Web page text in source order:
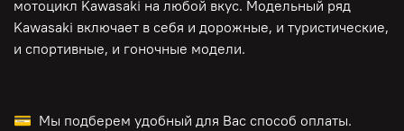
мотоцикл Kawasaki на любой вкус. Модельный ряд
Kawasaki включает в себя и дорожные, и туристические,
и спортивные, и гоночные модели.
💳 Мы подберем удобный для Вас способ оплаты.